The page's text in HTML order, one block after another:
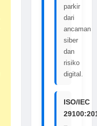
parkir
dari
ancaman
siber
dan
risiko
digital.
ISO/IEC